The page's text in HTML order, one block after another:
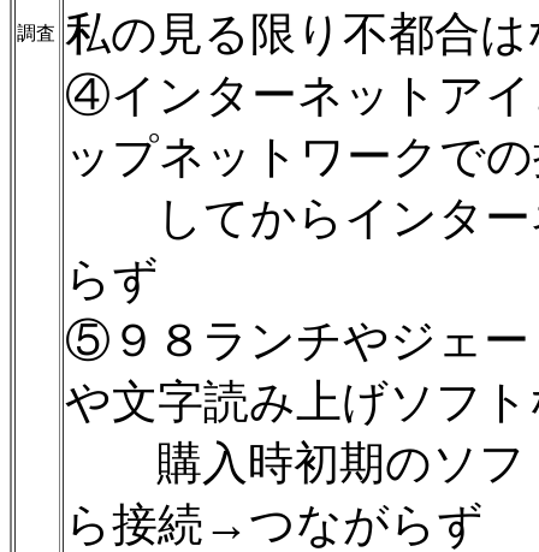
調査 私の見る限り不都合
④インターネットア
ップネットワークで
してからインター
らず
⑤９８ランチやジェ
や文字読み上げソフ
購入時初期のソフ
ら接続→つながらず